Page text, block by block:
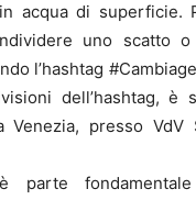
acqua di superficie.
uno scatto
l’hashtag
dell’hashtag, è
Venezia, presso
è parte